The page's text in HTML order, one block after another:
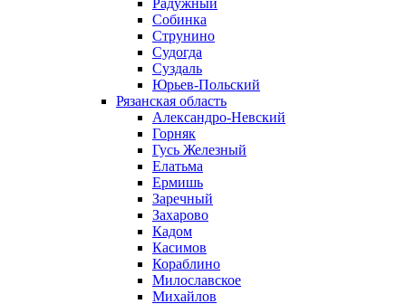
Радужный
Собинка
Струнино
Судогда
Суздаль
Юрьев-Польский
Рязанская область
Александро-Невский
Горняк
Гусь Железный
Елатьма
Ермишь
Заречный
Захарово
Кадом
Касимов
Кораблино
Милославское
Михайлов